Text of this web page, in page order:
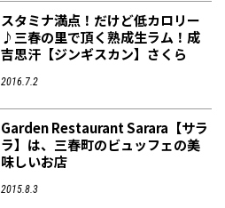
スタミナ満点！だけど低カロリー
♪三春の里で頂く熟成生ラム！成
吉思汗【ジンギスカン】さくら
2016.7.2
Garden Restaurant Sarara【サラ
ラ】は、三春町のビュッフェの美
味しいお店
2015.8.3